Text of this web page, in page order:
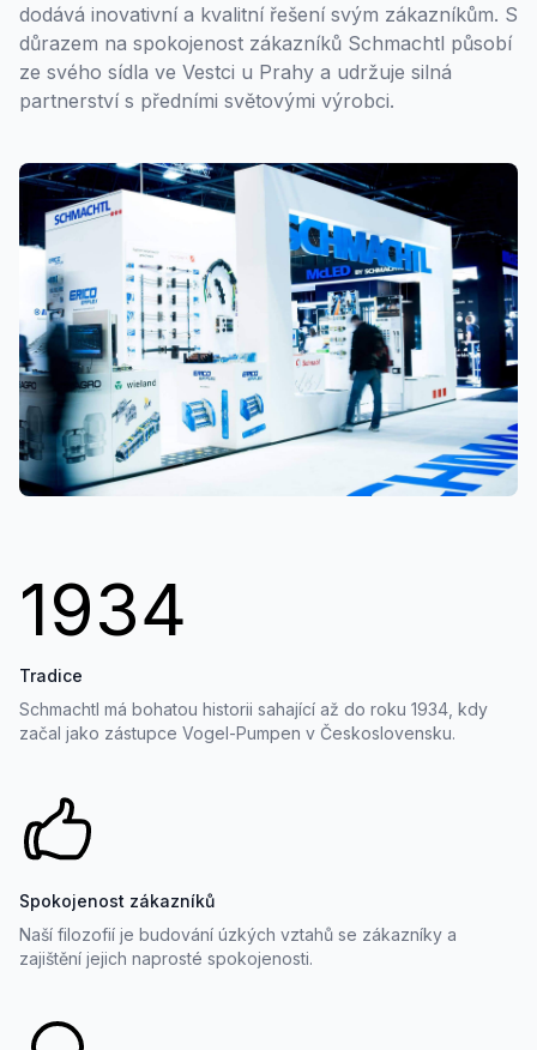
dodává inovativní a kvalitní řešení svým zákazníkům. S
důrazem na spokojenost zákazníků Schmachtl působí
ze svého sídla ve Vestci u Prahy a udržuje silná
partnerství s předními světovými výrobci.
1934
Tradice
Schmachtl má bohatou historii sahající až do roku 1934, kdy
začal jako zástupce Vogel-Pumpen v Československu.
Spokojenost zákazníků
Naší filozofií je budování úzkých vztahů se zákazníky a
zajištění jejich naprosté spokojenosti.